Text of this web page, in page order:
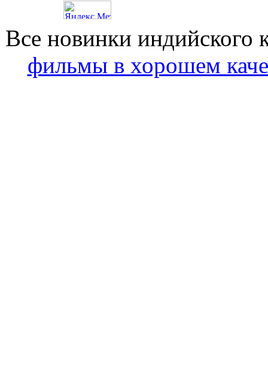
Все новинки
фильмы в хорошем